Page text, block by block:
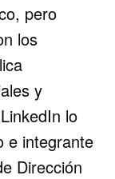
pero
los
y
lo
e integrante
Dirección